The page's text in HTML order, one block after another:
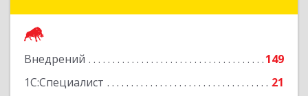
Внедрений
149
1С:Специалист
21